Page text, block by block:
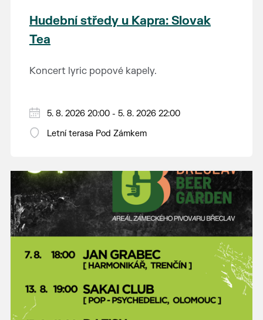
Hudební středy u Kapra: Slovak
Tea
Koncert lyric popové kapely.
5. 8. 2026 20:00 - 5. 8. 2026 22:00
Letní terasa Pod Zámkem